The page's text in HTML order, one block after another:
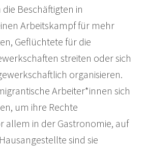
Beschäftigten in
Arbeitskampf für mehr
Geflüchtete für die
streiten oder sich
organisieren.
Arbeiter*innen sich
um ihre Rechte
allem in der Gastronomie, auf
sind sie